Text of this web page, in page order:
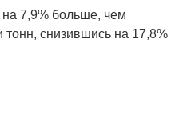
7,9% больше, чем
снизившись на 17,8%